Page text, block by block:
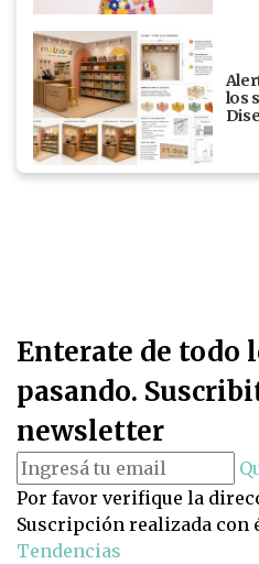
los
Enterate de todo
pasando.
newsletter
Por favor verifique la
Suscripción realizada con
Tendencias